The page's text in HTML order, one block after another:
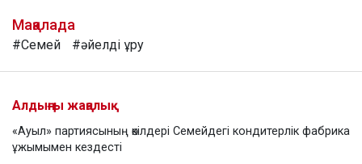
Мақалада
#Семей #әйелді ұру
Алдыңғы жаңалық
«Ауыл» партиясының өкілдері Семейдегі кондитерлік фабрика
ұжымымен кездесті